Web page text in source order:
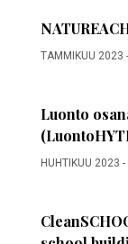
TAMMIKUU 2023 -
Luonto
HUHTIKUU 2023 -